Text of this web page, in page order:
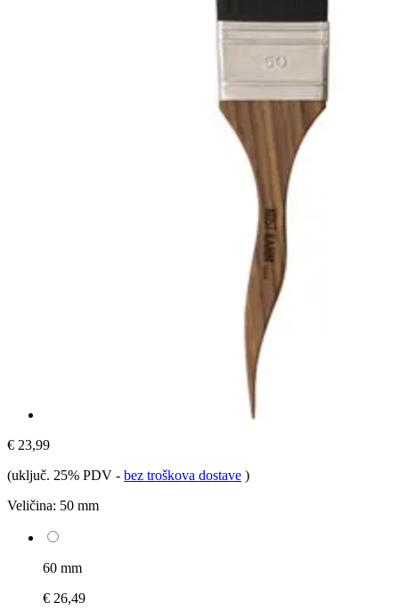
€ 23,99
(uključ. 25% PDV - bez troškova dostave )
Veličina: 50 mm
60 mm
€ 26,49